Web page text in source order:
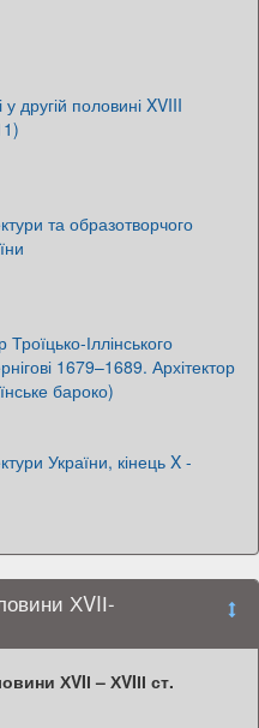
у другій половині XVIII
та образотворчого
Іллінського
1679–1689. Архітектор
бароко)
України, кінець X -
ХVIІ-
ХVIІ – ХVIІІ ст.